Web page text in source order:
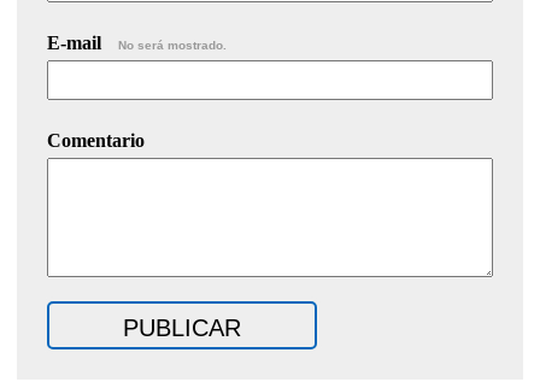
E-mail No será mostrado.
Comentario